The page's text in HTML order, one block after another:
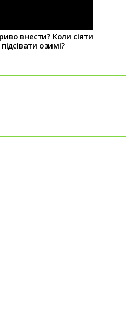
внести? Коли сіяти
озимі?